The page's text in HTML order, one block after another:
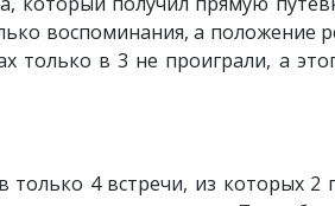
воспоминания, а положение
только в 3 не проиграли, а
только 4 встречи, из которых